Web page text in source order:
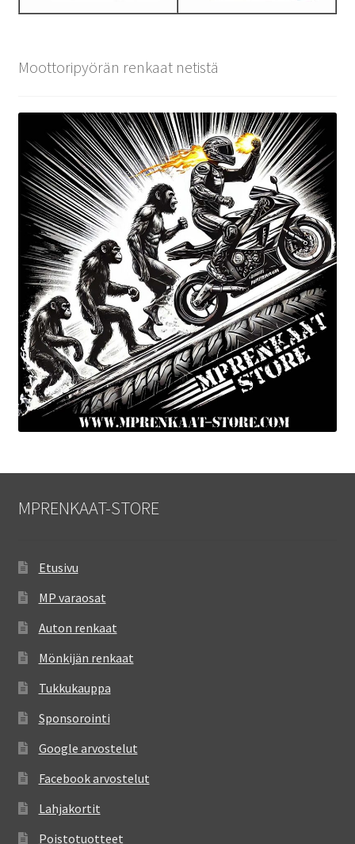
Moottoripyörän renkaat netistä
MPRENKAAT-STORE
Etusivu
MP varaosat
Auton renkaat
Mönkijän renkaat
Tukkukauppa
Sponsorointi
Google arvostelut
Facebook arvostelut
Lahjakortit
Poistotuotteet